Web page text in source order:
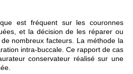
est fréquent sur les couronnes
et la décision de les réparer ou
nombreux facteurs. La méthode la
intra-buccale. Ce rapport de cas
conservateur réalisé sur une